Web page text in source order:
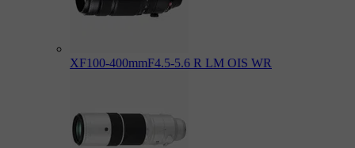
XF100-400mmF4.5-5.6 R LM OIS WR